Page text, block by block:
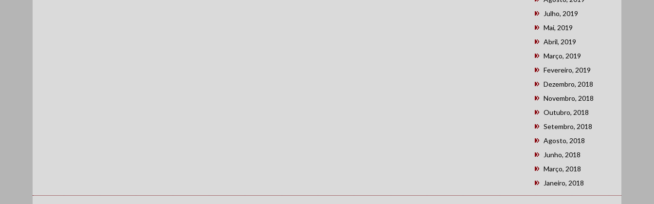
Julho, 2019
Mai, 2019
Abril, 2019
Março, 2019
Fevereiro, 2019
Dezembro, 2018
Novembro, 2018
Outubro, 2018
Setembro, 2018
Agosto, 2018
Junho, 2018
Março, 2018
Janeiro, 2018